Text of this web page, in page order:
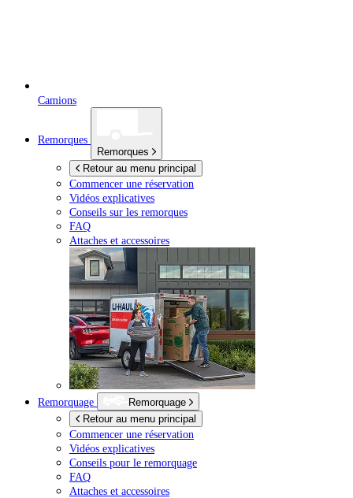
Camions
Remorques
Remorques
Retour au menu principal
Commencer une réservation
Vidéos explicatives
Conseils sur les remorques
FAQ
Attaches et accessoires
Remorquage
Remorquage
Retour au menu principal
Commencer une réservation
Vidéos explicatives
Conseils pour le remorquage
FAQ
Attaches et accessoires